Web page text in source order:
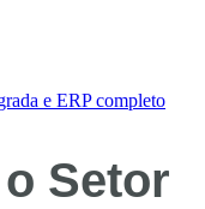
e ERP completo
Setor